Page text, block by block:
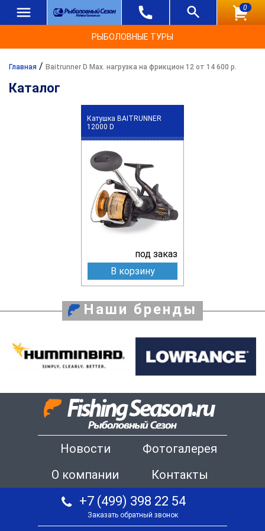
0
РЫБОЛОВНЫЕ ТУРЫ
Главная / Baitrunner D Max. нагрузка на фрикцион 12 от 14 600 р.
Каталог
Катушка BAITRUNNER
12000 D
под заказ
В корзину
Наши бренды
Новости
Фотогалерея
О компании
Контакты
+7 (499) 398 22 54
Заказать обратный звонок